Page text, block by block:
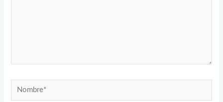
Nombre*